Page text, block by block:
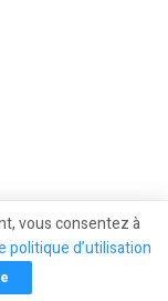
vous consentez à
politique d’utilisation